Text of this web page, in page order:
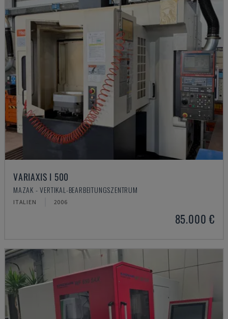
VARIAXIS I 500
MAZAK - VERTIKAL-BEARBEITUNGSZENTRUM
ITALIEN 2006
85.000 €